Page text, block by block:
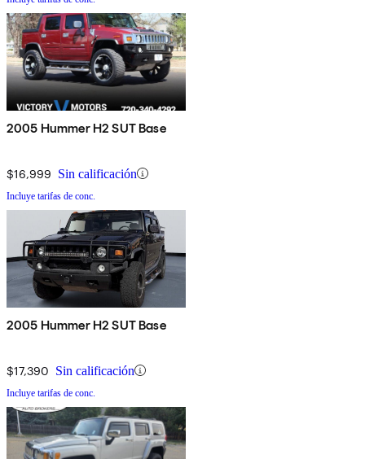
2005 Hummer H2 SUT Base
$16,999 Sin calificación
Incluye tarifas de conc.
2005 Hummer H2 SUT Base
$17,390 Sin calificación
Incluye tarifas de conc.